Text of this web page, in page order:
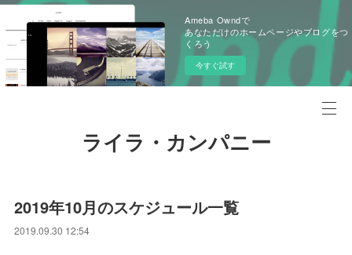
Ameba Owndで
あなただけのホームページやブログをつ
くろう
今すぐ試す
ライラ・カンパニー
2019年10月のスケジュール一覧
2019.09.30 12:54